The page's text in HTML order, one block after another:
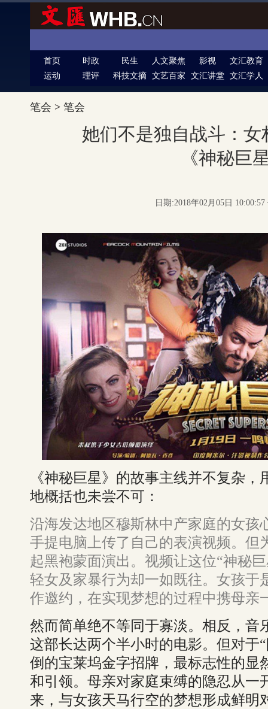
首页 时政 民生 人文聚焦 影视
文汇教育
运动
理评 科技文摘 文艺百家 文汇讲堂 文汇学人
笔会 > 笔会
她们不是独自战斗：
《神秘巨
日期:2018年02月05日
《神秘巨星》的故事主线并不复杂
地概括也未尝不可：
沿海发达地区穆斯林中产家庭的女孩
手提电脑上传了自己的表演视频。但
起黑袍蒙面演出。视频让这位“神秘
轻女及家暴行为却一如既往。女孩于
作邀约，在实现梦想的过程中携母亲
然而简单绝不等同于寡淡。相反，音
这部长达两个半小时的电影。但对于
倒的宝莱坞金字招牌，最标志性的显
和引领。母亲对家庭束缚的隐忍从一
来，与女孩天马行空的梦想形成鲜明